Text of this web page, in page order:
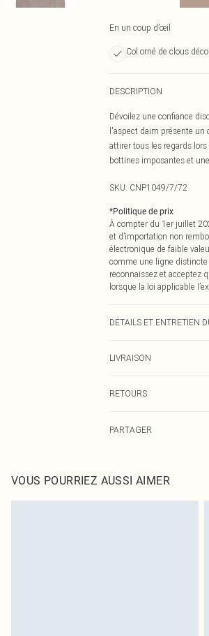
En un coup d’œil
Col orné de clous
DESCRIPTION
Dévoilez une confiance
l'aspect daim présente
attirer tous les regards
bottines imposantes et
SKU: CNP1049/7/72
*Politique de prix
À compter du 1er juillet
et d’importation non
électronique de faible
comme une ligne
reconnaissez et acceptez
lorsque la loi applicable
DÉTAILS ET ENTRETIEN
LIVRAISON
RETOURS
Veuillez noter que nous
également être essayées
PARTAGER
VOUS POURRIEZ AUSSI AIMER